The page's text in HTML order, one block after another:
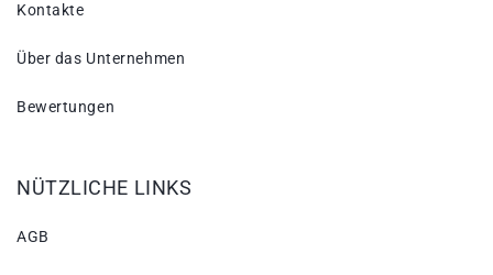
Kontakte
Über das Unternehmen
Bewertungen
NÜTZLICHE LINKS
AGB